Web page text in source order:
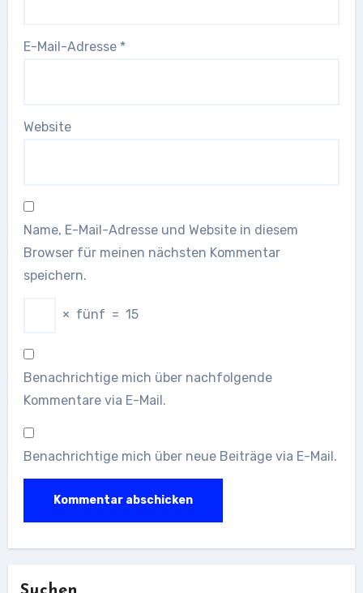
E-Mail-Adresse *
Website
Name, E-Mail-Adresse und Website in diesem
Browser für meinen nächsten Kommentar
speichern.
× fünf = 15
Benachrichtige mich über nachfolgende
Kommentare via E-Mail.
Benachrichtige mich über neue Beiträge via E-Mail.